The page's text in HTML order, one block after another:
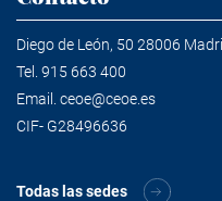
Diego de León, 50 28006
Tel. 915 663 400
Email. ceoe@ceoe.es
CIF- G28496636
Todas las sedes